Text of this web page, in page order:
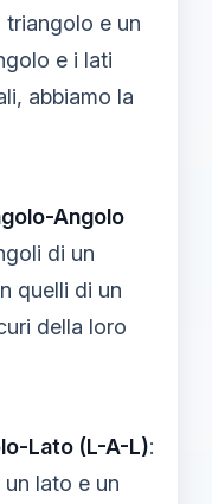
triangolo e un
e i lati
abbiamo la
Angolo
di un
quelli di un
della loro
Lato (L-A-L):
lato e un